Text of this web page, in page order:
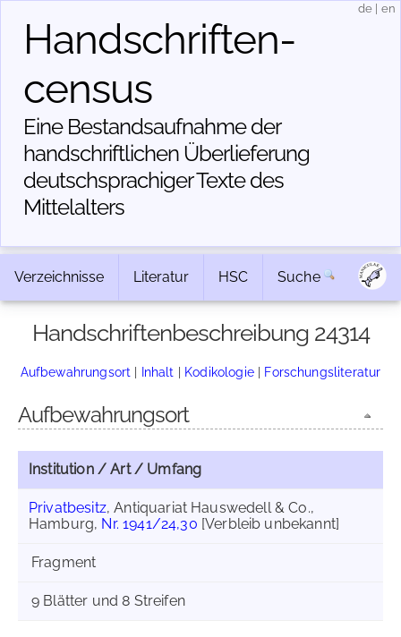
Handschriften­
census
Eine Bestandsaufnahme der
handschriftlichen Über­lieferung
deutschsprachiger Texte des
Mittelalters
de en
Verzeichnisse Literatur HSC Suche
Handschriftenbeschreibung 24314
Aufbewahrungsort | Inhalt | Kodikologie| Forschungsliteratur
Aufbewahrungsort
Institution / Art / Umfang
Privatbesitz, Antiquariat Hauswedell & Co.,
Hamburg, Nr. 1941/24,30 [Verbleib unbekannt]
Fragment
9 Blätter und 8 Streifen